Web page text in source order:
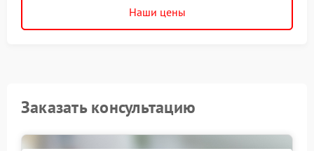
Наши цены
Заказать консультацию